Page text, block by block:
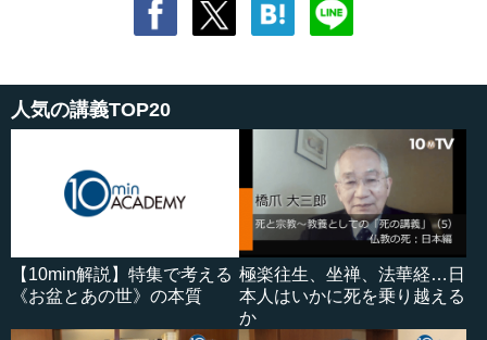
人気の講義TOP20
【10min解説】特集で考える
《お盆とあの世》の本質
極楽往生、坐禅、法華経…日
本人はいかに死を乗り越える
か